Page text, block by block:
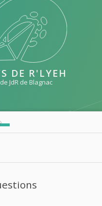
DE R'LYEH
JdR de Blagnac